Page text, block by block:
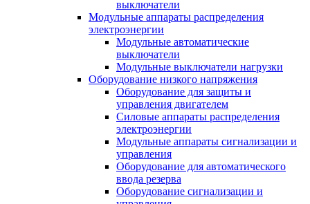
выключатели
Модульные аппараты распределения
электроэнергии
Модульные автоматические
выключатели
Модульные выключатели нагрузки
Оборудование низкого напряжения
Оборудование для защиты и
управления двигателем
Силовые аппараты распределения
электроэнергии
Модульные аппараты сигнализации и
управления
Оборудование для автоматического
ввода резерва
Оборудование сигнализации и